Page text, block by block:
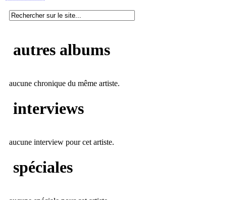
autres albums
aucune chronique du même artiste.
interviews
aucune interview pour cet artiste.
spéciales